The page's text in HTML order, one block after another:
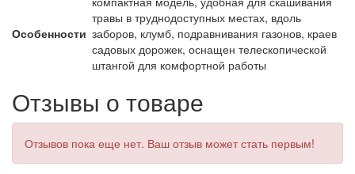
Особенности
травы в труднодоступных местах, вдоль
заборов, клумб, подравнивания газонов, краев
садовых дорожек, оснащен телескопической
штангой для комфортной работы
Отзывы о товаре
Отзывов пока еще нет. Ваш отзыв может стать первым!